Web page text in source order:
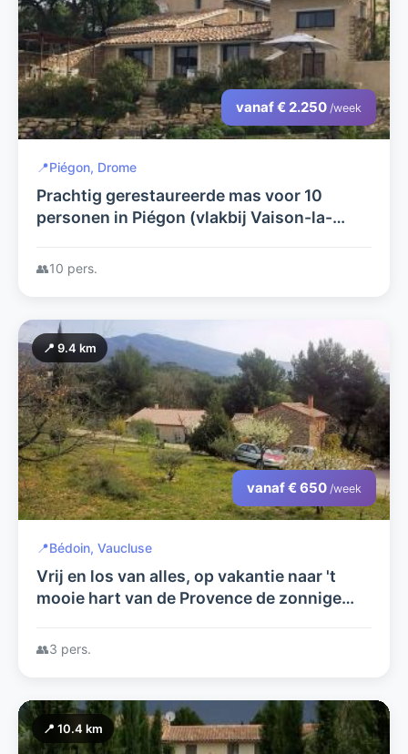
vanaf € 2.250 /week
📍Piégon, Drome
Prachtig gerestaureerde mas voor 10
personen in Piégon (vlakbij Vaison-la-
👥10 pers.
📍 9.4 km
vanaf € 650 /week
📍Bédoin, Vaucluse
Vrij en los van alles, op vakantie naar 't
mooie hart van de Provence de zonnige
👥3 pers.
📍 10.4 km